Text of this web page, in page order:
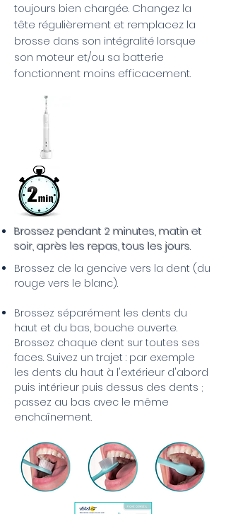
toujours bien chargée. Changez la
tête régulièrement et remplacez la
brosse dans son intégralité lorsque
son moteur et/ou sa batterie
fonctionnent moins efficacement.
Brossez pendant 2 minutes, matin et
soir, après les repas, tous les jours.
Brossez de la gencive vers la dent (du
rouge vers le blanc).
Brossez séparément les dents du
haut et du bas, bouche ouverte.
Brossez chaque dent sur toutes ses
faces. Suivez un trajet : par exemple
les dents du haut à l'extérieur d'abord
puis intérieur puis dessus des dents ;
passez au bas avec le même
enchaînement.